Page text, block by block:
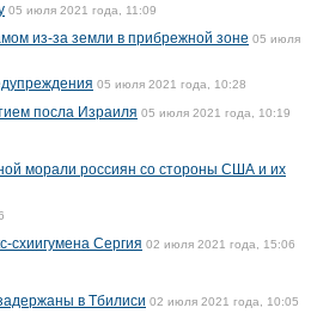
05 июля 2021 года, 11:09
из-за земли в прибрежной зоне 05 июля
05 июля 2021 года, 10:28
посла Израиля 05 июля 2021 года, 10:19
морали россиян со стороны США и их
схиигумена Сергия 02 июля 2021 года, 15:06
в Тбилиси 02 июля 2021 года, 10:05